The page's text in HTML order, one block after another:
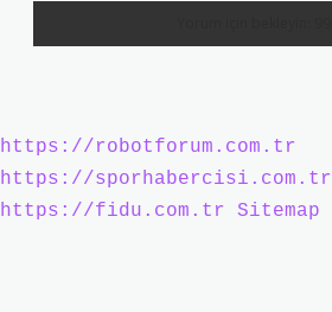
https://robotforum.com.tr
https://sporhabercisi.com.tr
https://fidu.com.tr
Sitemap